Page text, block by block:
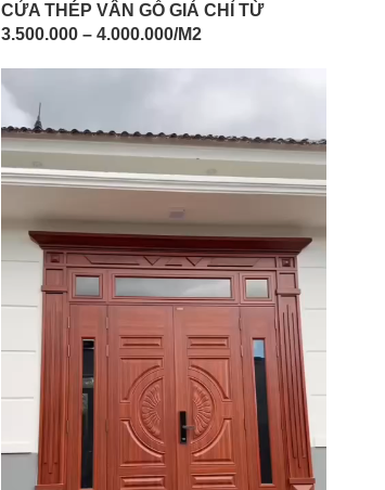
CỬA THÉP VÂN GỖ GIẢ CHỈ TỪ
3.500.000 – 4.000.000/M2